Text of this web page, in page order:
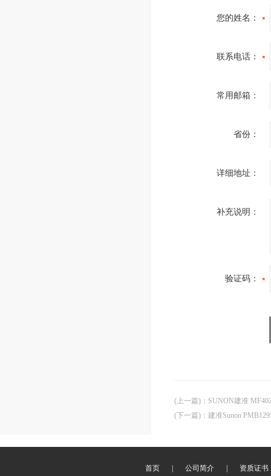
您的姓名：
联系电话：
常用邮箱：
省份：
详细地址：
补充说明：
验证码：
(上一篇) ： SUNON建准
(下一篇) ： 建准Sunon
首页 公司简介 资质证书